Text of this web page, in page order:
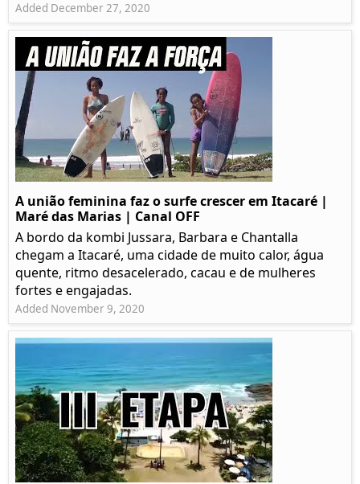
Added December 27, 2020
A união feminina faz o surfe crescer em Itacaré |
Maré das Marias | Canal OFF
A bordo da kombi Jussara, Barbara e Chantalla
chegam a Itacaré, uma cidade de muito calor, água
quente, ritmo desacelerado, cacau e de mulheres
fortes e engajadas.
Added November 9, 2020